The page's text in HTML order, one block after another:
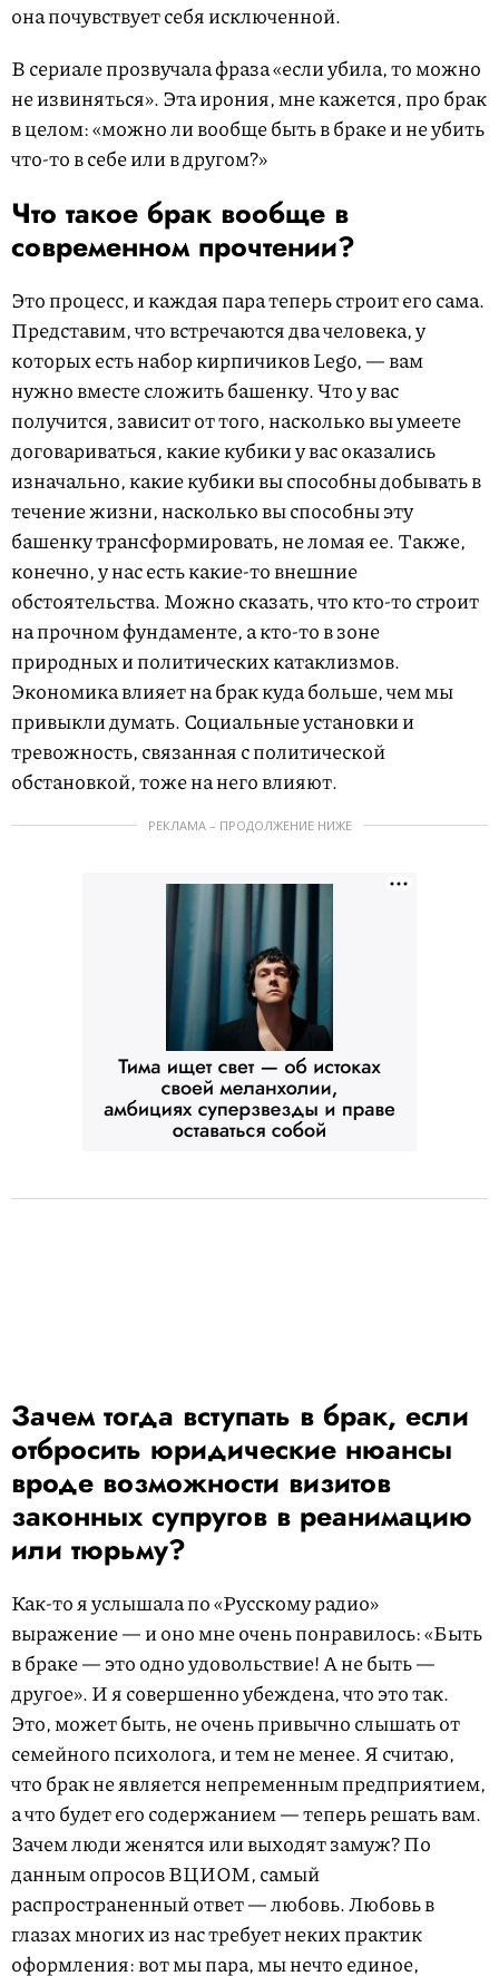
она почувствует себя исключенной.
В сериале прозвучала фраза «если убила, то можно
не извиняться». Эта ирония, мне кажется, про брак
в целом: «можно ли вообще быть в браке и не убить
что-то в себе или в другом?»
Что такое брак вообще в
современном прочтении?
Это процесс, и каждая пара теперь строит его сама.
Представим, что встречаются два человека, у
которых есть набор кирпичиков Lego, — вам
нужно вместе сложить башенку. Что у вас
получится, зависит от того, насколько вы умеете
договариваться, какие кубики у вас оказались
изначально, какие кубики вы способны добывать в
течение жизни, насколько вы способны эту
башенку трансформировать, не ломая ее. Также,
конечно, у нас есть какие-то внешние
обстоятельства. Можно сказать, что кто-то строит
на прочном фундаменте, а кто-то в зоне
природных и политических катаклизмов.
Экономика влияет на брак куда больше, чем мы
привыкли думать. Социальные установки и
тревожность, связанная с политической
обстановкой, тоже на него влияют.
РЕКЛАМА – ПРОДОЛЖЕНИЕ НИЖЕ
Зачем тогда вступать в брак, если
отбросить юридические нюансы
вроде возможности визитов
законных супругов в реанимацию
или тюрьму?
Как-то я услышала по «Русскому радио»
выражение — и оно мне очень понравилось: «Быть
в браке — это одно удовольствие! А не быть —
другое». И я совершенно убеждена, что это так.
Это, может быть, не очень привычно слышать от
семейного психолога, и тем не менее. Я считаю,
что брак не является непременным предприятием,
а что будет его содержанием — теперь решать вам.
Зачем люди женятся или выходят замуж? По
данным опросов ВЦИОМ, самый
распространенный ответ — любовь. Любовь в
глазах многих из нас требует неких практик
оформления: вот мы пара, мы нечто единое,